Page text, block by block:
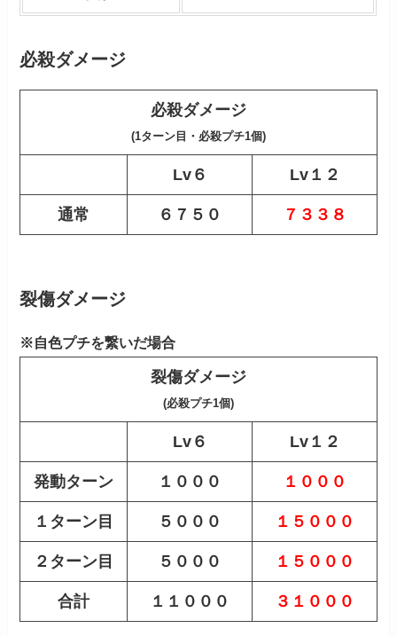
必殺ダメージ
必殺ダメージ
(1ターン目・必殺プチ1個)
Lv６ Lv１２
通常 ６７５０ ７３３８
裂傷ダメージ
※自色プチを繋いだ場合
裂傷ダメージ
(必殺プチ1個)
Lv６ Lv１２
発動ターン １０００ １０００
１ターン目 ５０００ １５０００
２ターン目 ５０００ １５０００
合計 １１０００ ３１０００